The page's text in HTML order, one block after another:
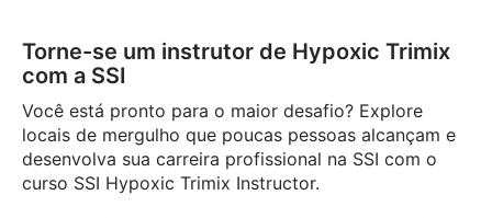
Torne-se um instrutor de Hypoxic Trimix
com a SSI
Você está pronto para o maior desafio? Explore
locais de mergulho que poucas pessoas alcançam e
desenvolva sua carreira profissional na SSI com o
curso SSI Hypoxic Trimix Instructor.